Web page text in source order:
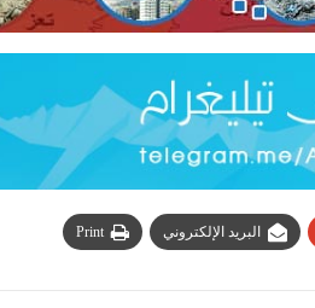
البريد الإلكتروني Print